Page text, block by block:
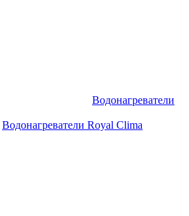
Водонагреватели
Водонагреватели Royal Clima